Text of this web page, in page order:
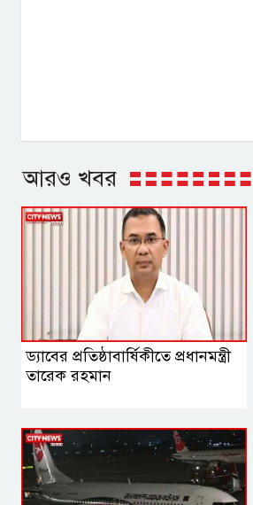
আরও খবর
ড্যাবের প্রতিষ্ঠাবার্ষিকীতে প্রধানমন্ত্রী
তারেক রহমান